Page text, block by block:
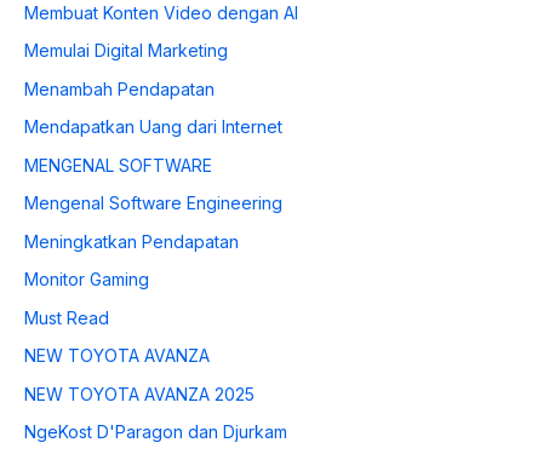
Membuat Konten Video dengan AI
Memulai Digital Marketing
Menambah Pendapatan
Mendapatkan Uang dari Internet
MENGENAL SOFTWARE
Mengenal Software Engineering
Meningkatkan Pendapatan
Monitor Gaming
Must Read
NEW TOYOTA AVANZA
NEW TOYOTA AVANZA 2025
NgeKost D'Paragon dan Djurkam